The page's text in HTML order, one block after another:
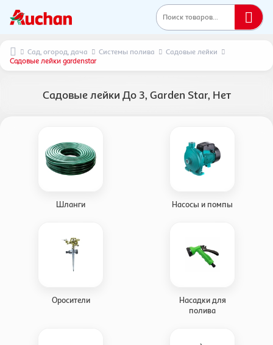
Поиск товаров...
Сад, огород, дача Системы полива
Садовые лейки
Садовые лейки gardenstar
Садовые лейки До 3, Garden Star, Нет
Шланги Насосы и помпы
Оросители
Насадки для
полива